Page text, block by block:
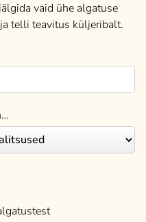
vaid ühe algatuse
telli teavitus küljeribalt.